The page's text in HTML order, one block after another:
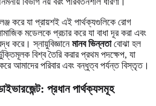
করে যা প্রায়শই এই পার্থক্যগুলিকে রোগ
মডেলকে প্রচার করে যা বাধা দূর করা এবং
করে। স্নায়ুবিজ্ঞানেমানব ভিন্নতাবোঝা হল
বিশ্ব তৈরি করার প্রথম পদক্ষেপ, যা
আমাদের পরিবার এবং বন্ধুত্ব পর্যন্ত বিস্তৃত।
প্রধান পার্থক্যসমূহ